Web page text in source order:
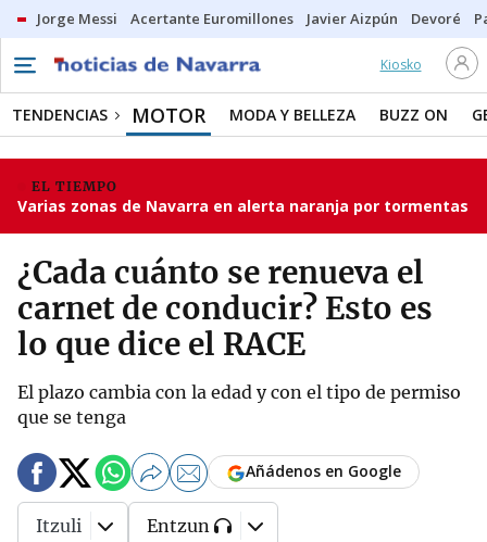
Jorge Messi Acertante Euromillones Javier Aizpún Devoré
Kiosko
TENDENCIAS MOTOR MODA Y BELLEZA BUZZ ON
EL TIEMPO
Varias zonas de Navarra en alerta naranja por tormentas
¿Cada cuánto se renueva el
carnet de conducir? Esto es
lo que dice el RACE
El plazo cambia con la edad y con el tipo de permiso
que se tenga
Añádenos en Google
Itzuli Entzun